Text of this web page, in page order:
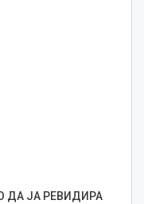
ДА ЈА РЕВИДИРА